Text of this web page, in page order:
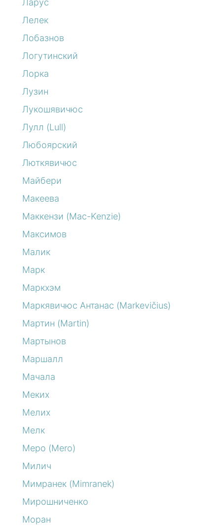
Лелек
Лобазнов
Логутинский
Лорка
Лузин
Лукошявичюс
Лулл (Lull)
Любоярский
Люткявичюс
Майбери
Макеева
Маккензи (Mac-Kenzie)
Максимов
Малик
Марк
Маркхэм
Маркявичюс Антанас (Markevičius)
Мартин (Martin)
Мартынов
Маршалл
Мачала
Меких
Мелих
Мелк
Меро (Mero)
Милич
Мимранек (Mimranek)
Мирошниченко
Моран